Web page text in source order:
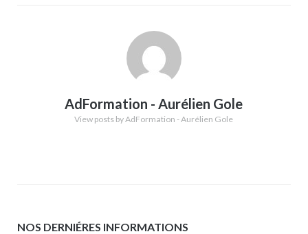
AdFormation - Aurélien Gole
View posts by AdFormation - Aurélien Gole
NOS DERNIÉRES INFORMATIONS